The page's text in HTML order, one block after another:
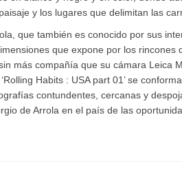
y los lugares que delimitan las
que también es conocido por sus
que expone por los rincones
más compañía que su cámara Leica
Habits : USA part 01’ se
contundentes, cercanas y
de Arrola en el país de las